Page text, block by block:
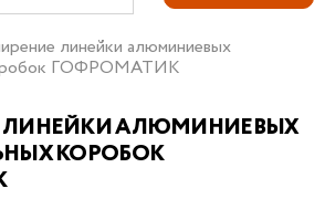
линейки алюминиевых
ГОФРОМАТИК
ЛИНЕЙКИ АЛЮМИНИЕВЫХ
КОРОБОК